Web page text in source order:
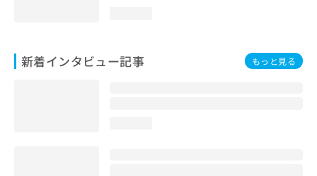
新着インタビュー記事 もっと見る